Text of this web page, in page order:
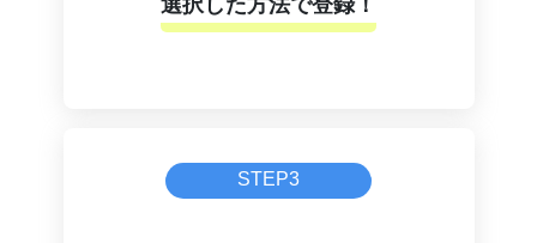
選択した方法で登録！
STEP3